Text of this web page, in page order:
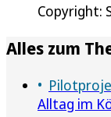
Copyright:
Alles zum
Alltag im